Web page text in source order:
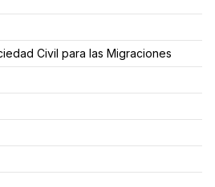
Civil para las Migraciones